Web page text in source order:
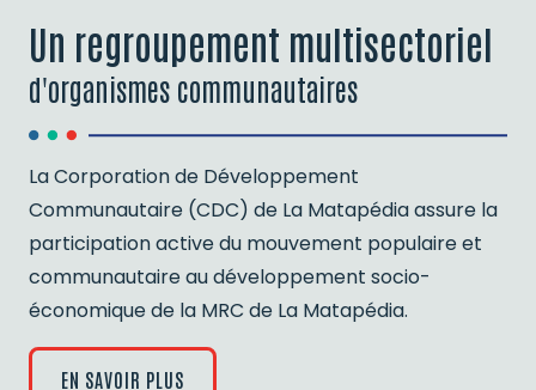
Un regroupement multisectoriel
d'organismes communautaires
La Corporation de Développement
Communautaire (CDC) de La Matapédia assure la
participation active du mouvement populaire et
communautaire au développement socio-
économique de la MRC de La Matapédia.
EN SAVOIR PLUS